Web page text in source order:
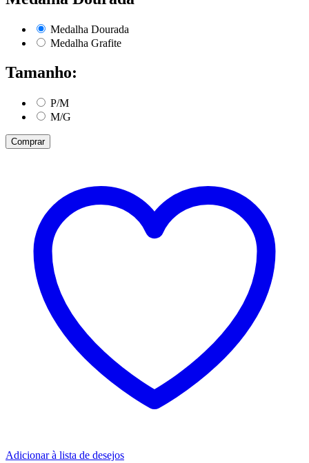
Medalha Dourada
Medalha Grafite
Tamanho:
P/M
M/G
Comprar
Adicionar à lista de desejos